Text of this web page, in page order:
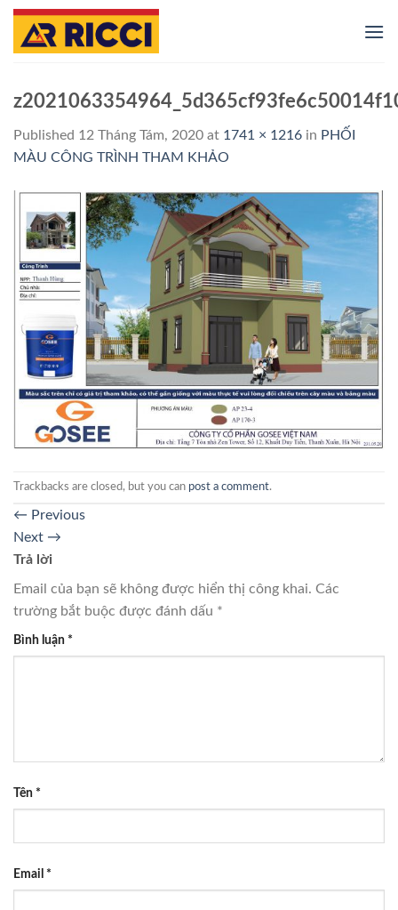
Skip
content
Published 12 Tháng Tám, 2020 at 1741 × 1216 in PHỐI
MÀU CÔNG TRÌNH THAM KHẢO
Trackbacks are closed, but you can post a comment.
← Previous
Next →
Trả lời
Email của bạn sẽ không được hiển thị công khai. Các
trường bắt buộc được đánh dấu *
Bình luận *
Tên *
Email *